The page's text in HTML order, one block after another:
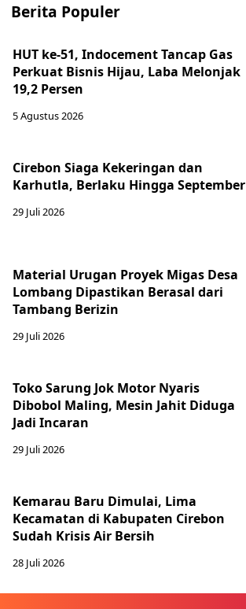
Berita Populer
HUT ke-51, Indocement Tancap Gas
Perkuat Bisnis Hijau, Laba Melonjak
19,2 Persen
5 Agustus 2026
Cirebon Siaga Kekeringan dan
Karhutla, Berlaku Hingga September
29 Juli 2026
Material Urugan Proyek Migas Desa
Lombang Dipastikan Berasal dari
Tambang Berizin
29 Juli 2026
Toko Sarung Jok Motor Nyaris
Dibobol Maling, Mesin Jahit Diduga
Jadi Incaran
29 Juli 2026
Kemarau Baru Dimulai, Lima
Kecamatan di Kabupaten Cirebon
Sudah Krisis Air Bersih
28 Juli 2026